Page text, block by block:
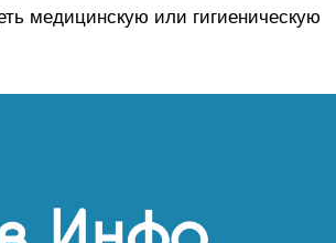
медицинскую или гигиеническую